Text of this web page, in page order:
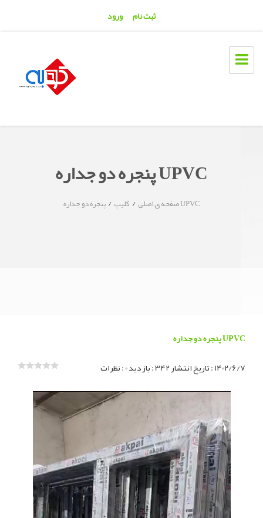
ثبت نام ورود
پنجره دو جداره UPVC
صفحه ی اصلی / کليپ / پنجره دو جداره UPVC
جداره
UPVC
پنجره دو جداره UPVC
1402/6/7: تاریخ انتشار342 : بازدید 0 : نظرات